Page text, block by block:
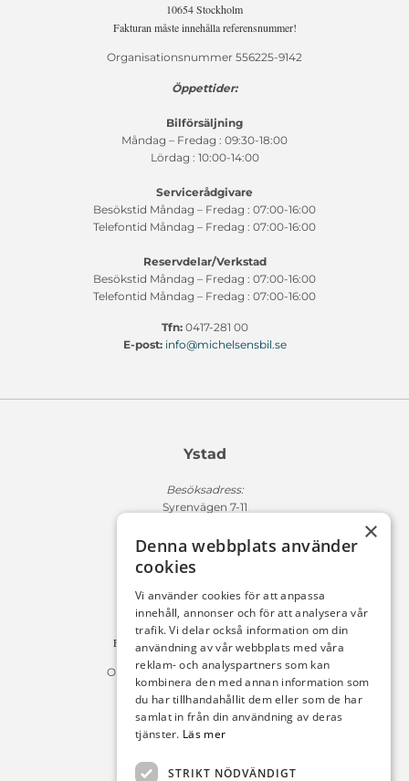
10654 Stockholm
Fakturan måste innehålla referensnummer!
Organisationsnummer 556225-9142
Öppettider:
Bilförsäljning
Måndag – Fredag : 09:30-18:00
Lördag : 10:00-14:00
Servicerådgivare
Besökstid Måndag – Fredag : 07:00-16:00
Telefontid Måndag – Fredag : 07:00-16:00
Reservdelar/Verkstad
Besökstid Måndag – Fredag : 07:00-16:00
Telefontid Måndag – Fredag : 07:00-16:00
Tfn:0417-281 00
E-post: info@michelsensbil.se
Ystad
Besöksadress:
Syrenvägen 7-11
Fakturaadress:
Michelsens Bil AB /ePP
Fack 110684
10654 Stockholm
Fakturan måste innehålla referensnummer!
Organisationsnummer 556225-9142
Öppettider:
Bilförsäljning
Lördag : 10:00-14:00
×
Denna webbplats använder
cookies
Vi använder cookies för att anpassa
innehåll, annonser och för att analysera vår
trafik. Vi delar också information om din
användning av vår webbplats med våra
reklam- och analyspartners som kan
kombinera den med annan information som
du har tillhandahållit dem eller som de har
samlat in från din användning av deras
tjänster. Läs mer
STRIKT NÖDVÄNDIGT